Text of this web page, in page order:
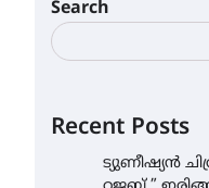
Search
Recent Posts
ട്യുണീഷ്യൻ